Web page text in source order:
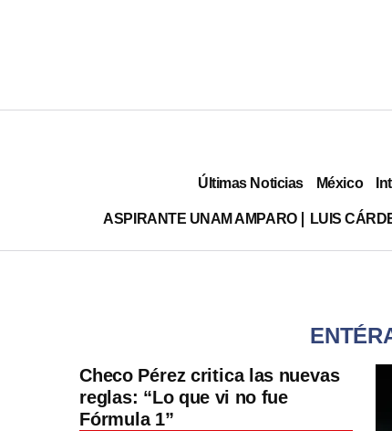
Últimas Noticias México
ASPIRANTE UNAM AMPARO LUIS
Checo Pérez critica las nuevas
reglas: “Lo que vi no fue
Fórmula 1”